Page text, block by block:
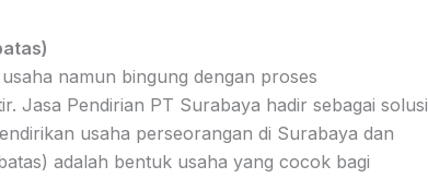
namun bingung dengan proses
Jasa Pendirian PT Surabaya hadir sebagai solusi
usaha perseorangan di Surabaya dan
adalah bentuk usaha yang cocok bagi